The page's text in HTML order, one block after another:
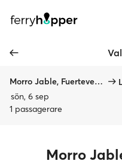
Morro Jable, Fuerteventura
sön, 6 sep
1 passagerare
Morro